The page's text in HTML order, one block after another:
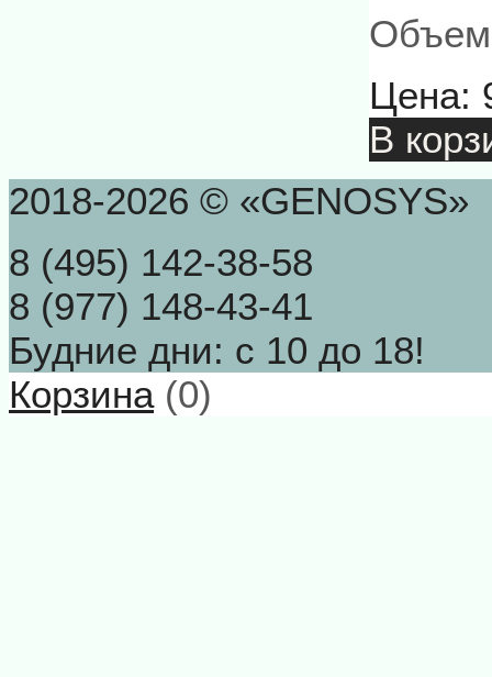
Цена:
В
2018-2026 © «GENOSYS»
8 (495) 142-38-58
8 (977) 148-43-41
Будние дни: с 10 до 18!
Корзина(0)